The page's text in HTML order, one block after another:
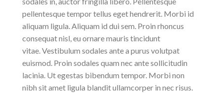
pellentesque tempor tellus eget hendrerit. Morbi id
aliquam ligula. Aliquam id dui sem. Proin rhoncus
consequat nisl, eu ornare mauris tincidunt
vitae. Vestibulum sodales ante a purus volutpat
euismod. Proin sodales quam nec ante sollicitudin
lacinia. Ut egestas bibendum tempor. Morbi non
nibh sit amet ligula blandit ullamcorper in nec risus.